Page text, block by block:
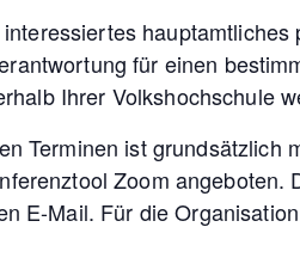
hauptamtliches
für einen
Ihrer Volkshochschule
Terminen ist grundsätzlich
Zoom angeboten.
E-Mail. Für die